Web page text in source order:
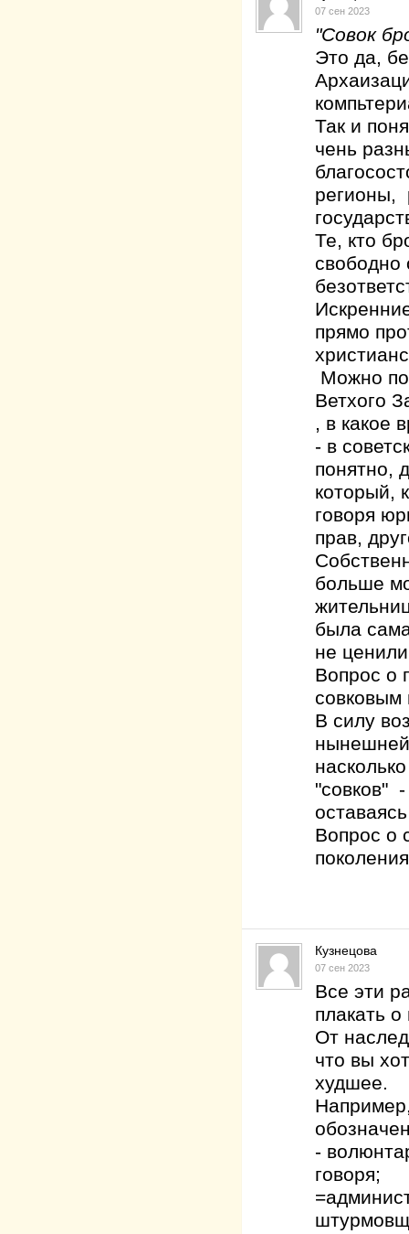
07 сен 2023
"Совок
Это да,
Так и
чень
регионы,
Те, кто
свободно
прямо
Можно
Ветхого
, в какое
- в
понятно,
который,
говоря
прав,
больше
была
не
Вопрос о
совковым
В силу
нынешней
"совков"
Вопрос о
Кузнецова
07 сен 2023
Все эти
плакать
От
что вы
худшее.
-
говоря;